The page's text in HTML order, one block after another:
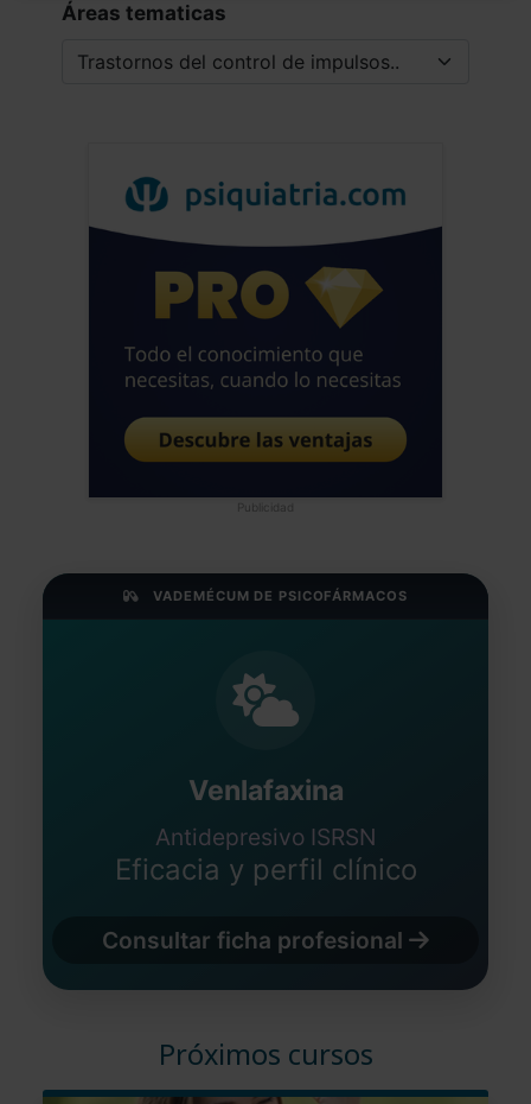
Áreas tematicas
Publicidad
VADEMÉCUM DE PSICOFÁRMACOS
Venlafaxina
Antidepresivo ISRSN
Eficacia y perfil clínico
Consultar ficha profesional
Próximos cursos